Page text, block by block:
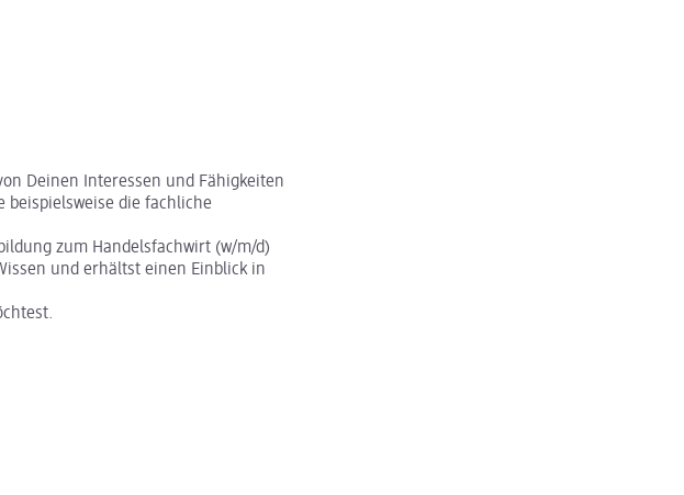
Deinen Interessen und Fähigkeiten
beispielsweise die fachliche
zum Handelsfachwirt (w/m/d)
und erhältst einen Einblick in